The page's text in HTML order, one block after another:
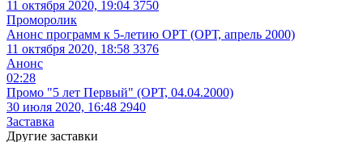
11 октября 2020, 19:04 3750
Проморолик
Анонс программ к 5-летию ОРТ (ОРТ, апрель 2000)
11 октября 2020, 18:58 3376
Анонс
02:28
Промо "5 лет Первый" (ОРТ, 04.04.2000)
30 июля 2020, 16:48 2940
Заставка
Другие заставки